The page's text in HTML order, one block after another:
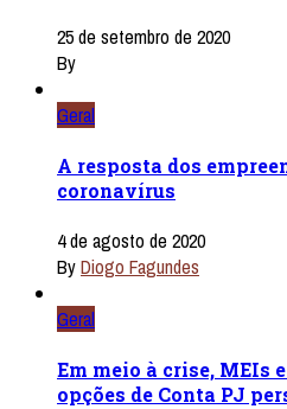
25 de setembro de 2020
By
Geral
A resposta dos
coronavírus
4 de agosto de 2020
ByDiogo Fagundes
Geral
Em meio à crise, MEIs
opções de Conta PJ